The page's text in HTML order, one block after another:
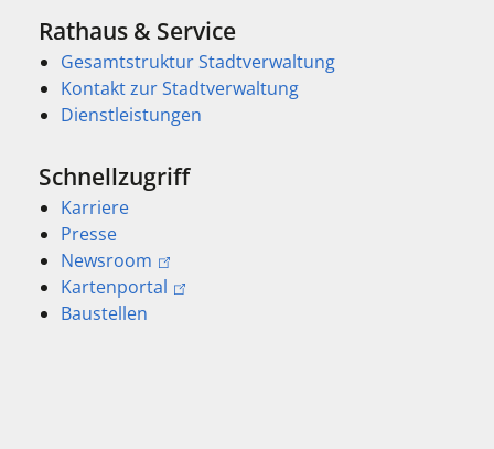
Rathaus & Service
Gesamtstruktur Stadtverwaltung
Kontakt zur Stadtverwaltung
Dienstleistungen
Schnellzugriff
Karriere
Presse
Newsroom
Kartenportal
Baustellen